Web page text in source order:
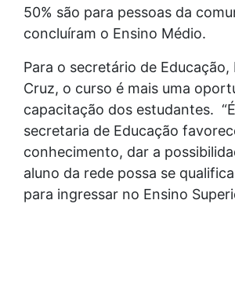
50% são para pessoas da
concluíram o Ensino Médio.
Para o secretário de Educação,
Cruz, o curso é mais uma
capacitação dos estudantes.
secretaria de Educação
conhecimento, dar a
aluno da rede possa se
para ingressar no Ensino